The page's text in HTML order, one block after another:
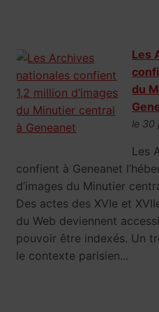
Les
du
le 30
Les
confient à Geneanet
d’images du Minutier
Des actes des XVIe et
du Web deviennent
pouvoir être indexés. Un
le contexte parisien...